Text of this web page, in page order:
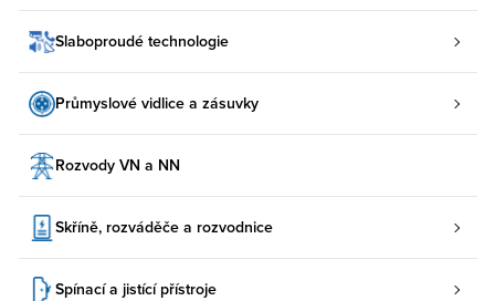
Slaboproudé technologie
Průmyslové vidlice a zásuvky
Rozvody VN a NN
Skříně, rozváděče a rozvodnice
Spínací a jistící přístroje